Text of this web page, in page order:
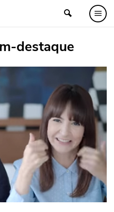
destaque